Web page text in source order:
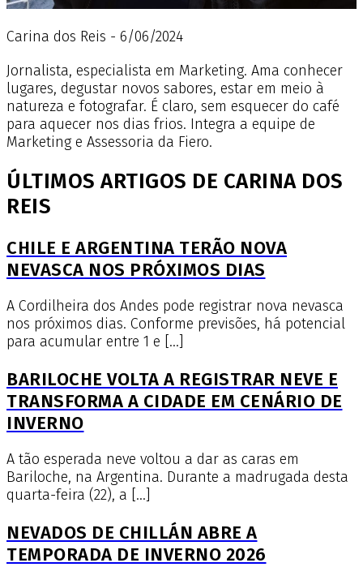
Carina dos Reis - 6/06/2024
Jornalista, especialista em Marketing. Ama conhecer
lugares, degustar novos sabores, estar em meio à
natureza e fotografar. É claro, sem esquecer do café
para aquecer nos dias frios. Integra a equipe de
Marketing e Assessoria da Fiero.
ÚLTIMOS ARTIGOS DE CARINA DOS
REIS
CHILE E ARGENTINA TERÃO NOVA
NEVASCA NOS PRÓXIMOS DIAS
A Cordilheira dos Andes pode registrar nova nevasca
nos próximos dias. Conforme previsões, há potencial
para acumular entre 1 e […]
BARILOCHE VOLTA A REGISTRAR NEVE E
TRANSFORMA A CIDADE EM CENÁRIO DE
INVERNO
A tão esperada neve voltou a dar as caras em
Bariloche, na Argentina. Durante a madrugada desta
quarta-feira (22), a […]
NEVADOS DE CHILLÁN ABRE A
TEMPORADA DE INVERNO 2026